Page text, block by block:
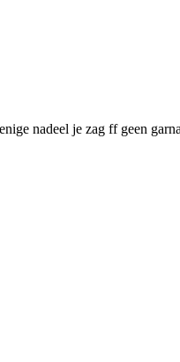
nadeel je zag ff geen